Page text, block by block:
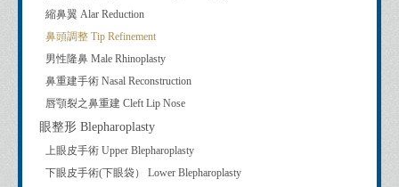
縮鼻翼 Alar Reduction
鼻頭調整 Tip Refinement
男性隆鼻 Male Rhinoplasty
鼻重建手術 Nasal Reconstruction
唇顎裂之鼻重建 Cleft Lip Nose
眼整形 Blepharoplasty
上眼皮手術 Upper Blepharoplasty
下眼皮手術(下眼袋） Lower Blepharoplasty